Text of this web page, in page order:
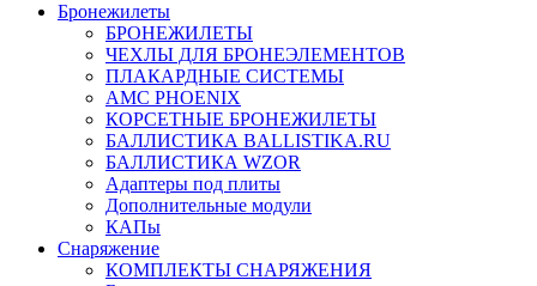
Бронежилеты
БРОНЕЖИЛЕТЫ
ЧЕХЛЫ ДЛЯ БРОНЕЭЛЕМЕНТОВ
ПЛАКАРДНЫЕ СИСТЕМЫ
АМС PHOENIX
КОРСЕТНЫЕ БРОНЕЖИЛЕТЫ
БАЛЛИСТИКА BALLISTIKA.RU
БАЛЛИСТИКА WZOR
Адаптеры под плиты
Дополнительные модули
КАПы
Снаряжение
КОМПЛЕКТЫ СНАРЯЖЕНИЯ